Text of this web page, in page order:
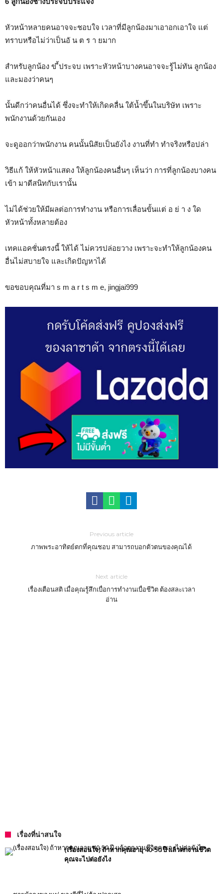
หัวหน้าหลายคนอาจจะชอบใจ เวลาที่มีลูกน้องมาเอาอกเอาใจ แต่
ทราบหรือไม่ว่าเป็นอั น ต ร า ยมาก
สำหรับลูกน้อง ข ี้ประจบ เพราะหัวหน้าบางคนอาจจะรู้ไม่ทัน ลูกน้อง
และมองว่าคนๆ
นั้นดีกว่าคนอื่นได้ ซึ่งจะทำให้เกิดคลื่น ใต้น้ำขึ้นในบริษัท เพราะ
พนักงานด้วยกันเอง
จะดูออกว่าพนักงาน คนนั้นนิสัยเป็นยังไง งานที่ทำ ทำจริงหรือปล่า
วิธีแก้ ให้หัวหน้าแสดง ให้ลูกน้องคนอื่นๆ เห็นว่า การที่ลูกน้องบางคน
เข้า มาตีสนิทกับเรานั้น
ไม่ได้ช่วยให้มีผลต่อการทำงาน หรือการเลื่อนขั้นแต่ อ ย่ า ง ใด
หัวหน้าทั้งหลายต้อง
เทคแอคชั่นตรงนี้ ให้ได้ ไม่ควรปล่อยวาง เพราะจะทำให้ลูกน้องคน
อื่นไม่สบายใจ และเกิดปัญหาได้
ขอขอบคุณที่มา s m a r t s m e, jingjai999
Previous article
ภาพพระอาทิตย์ตกที่คุณชอบ สามารถบอกตัวตนของคุณได้
Next article
เรื่องเตือนสติ เมื่อคุณรู้สึกเบื่อการทำงานเบื่อชีวิต ต้องสละเวลา
อ่าน
เรื่องที่น่าสนใจ
(เรื่องสอนใจ) ถ้าหากคุณอายุ 40-50 ปี แล้วตกงานชีวิต
คุณจะไปต่อยังไง